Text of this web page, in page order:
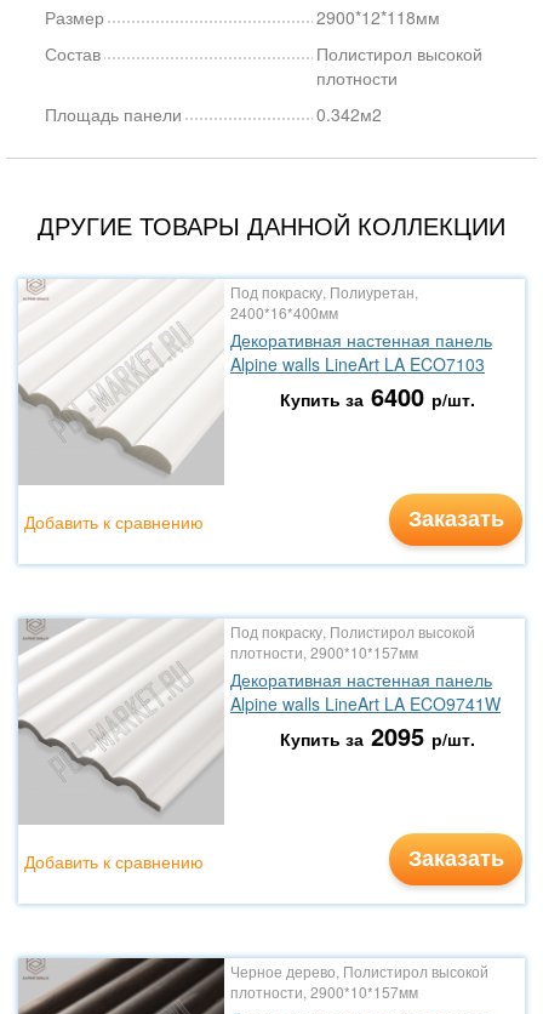
Размер
2900*12*118мм
Состав
Полистирол высокой
плотности
Площадь панели
0.342м2
ДРУГИЕ ТОВАРЫ ДАННОЙ КОЛЛЕКЦИИ
Под покраску, Полиуретан,
2400*16*400мм
Декоративная настенная панель
Alpine walls LineArt LA ECO7103
Купить за 6400 р/шт.
Заказать
Добавить к сравнению
Под покраску, Полистирол высокой
плотности, 2900*10*157мм
Декоративная настенная панель
Alpine walls LineArt LA ECO9741W
Купить за 2095 р/шт.
Заказать
Добавить к сравнению
Черное дерево, Полистирол высокой
плотности, 2900*10*157мм